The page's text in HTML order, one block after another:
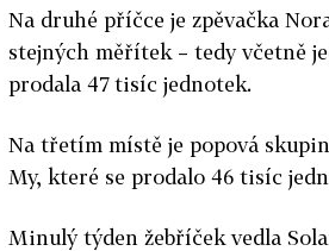
Na druhé příčce je zpěvačka
stejných měřítek – tedy včetně
prodala 47 tisíc jednotek.
Na třetím místě je popová
My, které se prodalo 46 tisíc
Minulý týden žebříček vedla